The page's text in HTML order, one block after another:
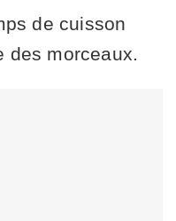
de cuisson
des morceaux.